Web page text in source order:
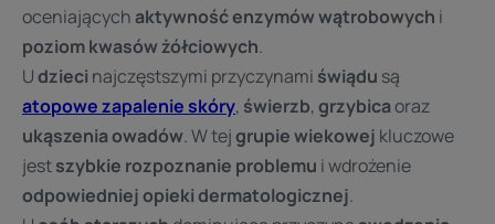
oceniającychaktywność enzymów wątrobowych i
poziom kwasów żółciowych.
Udzieci najczęstszymi przyczynami świądu są
atopowe zapalenie skóry, świerzb,grzybicaoraz
ukąszenia owadów. W tejgrupie wiekowej kluczowe
jestszybkie rozpoznanie problemu i wdrożenie
odpowiedniej opieki dermatologicznej.